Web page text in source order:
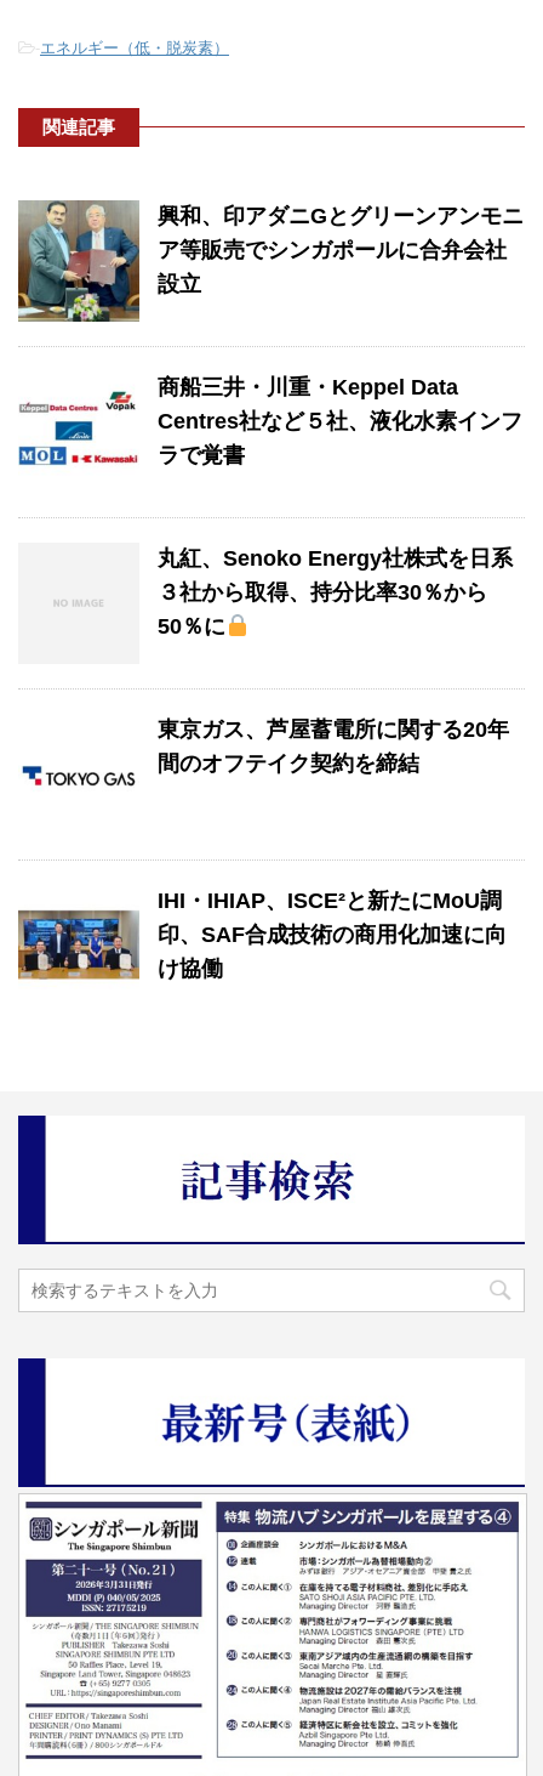
-エネルギー（低・脱炭素）
関連記事
興和、印アダニGとグリーンアンモニ
ア等販売でシンガポールに合弁会社
設立
商船三井・川重・Keppel Data
Centres社など５社、液化水素インフ
ラで覚書
丸紅、Senoko Energy社株式を日系
３社から取得、持分比率30％から
50％に
東京ガス、芦屋蓄電所に関する20年
間のオフテイク契約を締結
IHI・IHIAP、ISCE²と新たにMoU調
印、SAF合成技術の商用化加速に向
け協働